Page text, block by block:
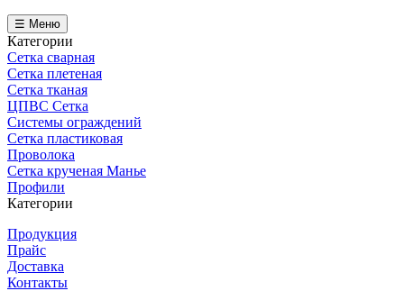
☰ Меню
Категории
Сетка сварная
Сетка плетеная
Сетка тканая
ЦПВС Сетка
Системы ограждений
Сетка пластиковая
Проволока
Сетка крученая Манье
Профили
Категории
Продукция
Прайс
Доставка
Контакты